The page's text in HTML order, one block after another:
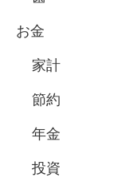
お金
家計
節約
年金
投資